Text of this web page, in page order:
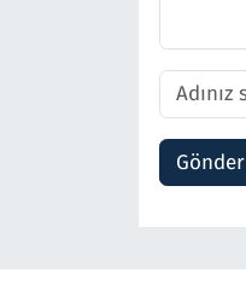
Gönder